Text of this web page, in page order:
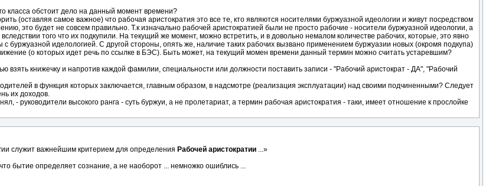
класса обстоит дело на данный момент времени?
(оставляя самое важное) что рабочая аристократия это все те, кто являются носителями буржуазной идеологии и живут посредством
это будет не совсем правильно. Т.к изначально рабочей аристократией были не просто рабочие - носители буржуазной идеологии, а
того что их подкупили. На текущий же момент, можно встретить, и в довольно немалом количестве рабочих, которые, это явно
с буржуазной иделологией. С другой стороны, опять же, наличие таких рабочих вызвано применением буржуазии новых (окромя подкупа)
(о которых идет речь по ссылке в БЭС). Быть может, на текущий момен времени данный термин можно считать устаревшим?
взять книжечку и напротив каждой фамилии, специальности или должности поставить записи - "Рабочий аристократ - ДА", "Рабочий
в функция которых заключается, главным образом, в надсмотре (реализация эксплуатации) над своими подчиненными? Следует
их доходов.
- руководители высокого ранга - суть буржуи, а не пролетариат, а термин рабочая аристократия - таки, имеет отношение к прослойке
служит важнейшим критерием для определения Рабочей аристократии ...»
бытие определяет сознание, а не наоборот ... немножко ошиблись ...